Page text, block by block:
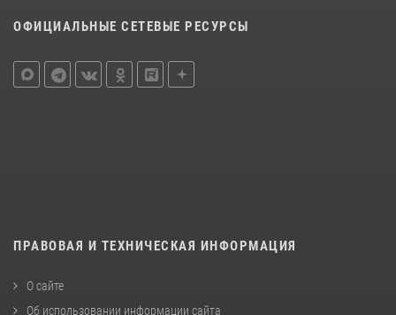
ОФИЦИАЛЬНЫЕ СЕТЕВЫЕ РЕСУРСЫ
ПРАВОВАЯ И ТЕХНИЧЕСКАЯ ИНФОРМАЦИЯ
О сайте
Об использовании информации сайта